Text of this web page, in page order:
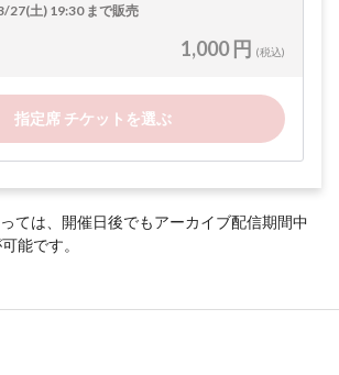
27(土) 19:30 まで販売
1,000 円 (税込)
指定席 チケットを選ぶ
ては、開催日後でもアーカイブ配信期間中
能です。